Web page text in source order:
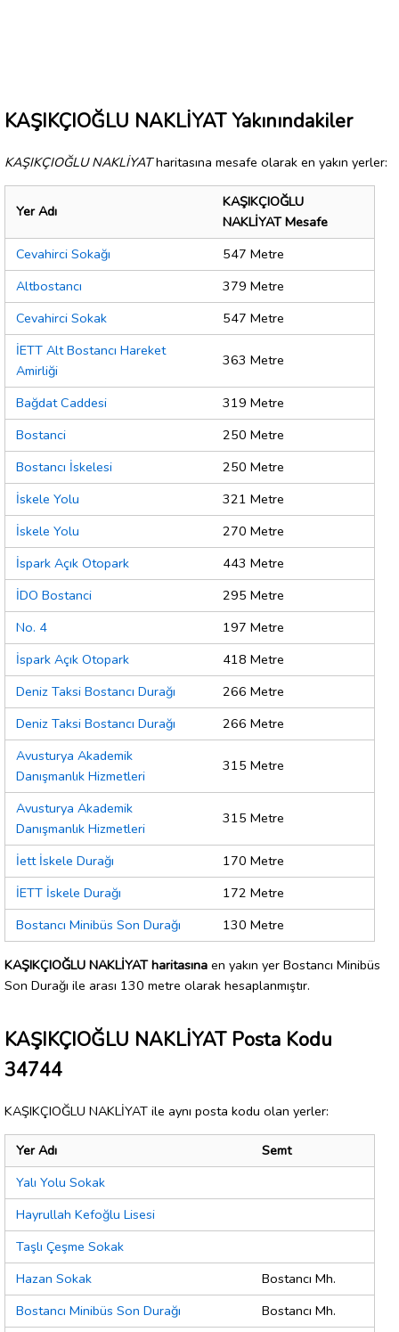
KAŞIKÇIOĞLU NAKLİYAT Yakınındakiler
KAŞIKÇIOĞLU NAKLİYATharitasına mesafe olarak en yakın yerler:
Yer Adı
KAŞIKÇIOĞLU
NAKLİYAT Mesafe
Cevahirci Sokağı
547 Metre
Altbostancı
379 Metre
Cevahirci Sokak
547 Metre
İETT Alt Bostancı Hareket
Amirliği
363 Metre
Bağdat Caddesi
319 Metre
Bostanci
250 Metre
Bostancı İskelesi
250 Metre
İskele Yolu
321 Metre
İskele Yolu
270 Metre
İspark Açık Otopark
443 Metre
İDO Bostanci
295 Metre
No. 4
197 Metre
İspark Açık Otopark
418 Metre
Deniz Taksi Bostancı Durağı
266 Metre
Deniz Taksi Bostancı Durağı
266 Metre
Avusturya Akademik
Danışmanlık Hizmetleri
315 Metre
Avusturya Akademik
Danışmanlık Hizmetleri
315 Metre
İett İskele Durağı
170 Metre
İETT İskele Durağı
172 Metre
Bostancı Minibüs Son Durağı
130 Metre
KAŞIKÇIOĞLU NAKLİYAT haritasına en yakın yer Bostancı Minibüs
Son Durağı ile arası 130 metre olarak hesaplanmıştır.
KAŞIKÇIOĞLU NAKLİYAT Posta Kodu
34744
KAŞIKÇIOĞLU NAKLİYAT ile aynı posta kodu olan yerler:
Yer Adı
Semt
Yalı Yolu Sokak
Hayrullah Kefoğlu Lisesi
Taşlı Çeşme Sokak
Hazan Sokak
Bostancı Mh.
Bostancı Minibüs Son Durağı
Bostancı Mh.